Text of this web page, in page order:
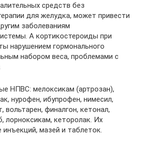
средств без
для желудка, может привести
заболеваниям
А кортикостероиды при
нарушением гормонального
набором веса, проблемами с
НПВС: мелоксикам (артрозан),
нурофен, ибупрофен, нимесил,
вольтарен, финалгон, кетонал,
лорноксикам, кеторолак. Их
мазей и таблеток.